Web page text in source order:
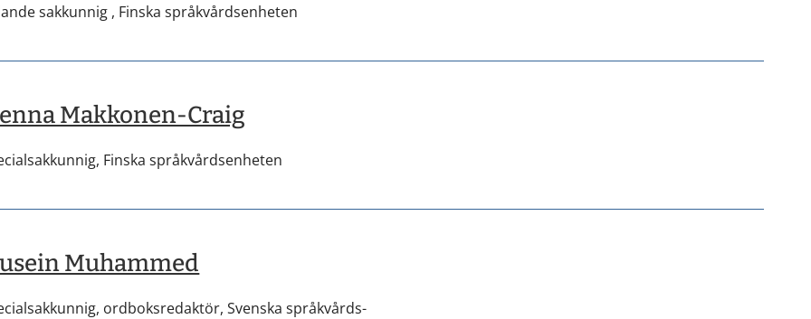
sakkunnig , Finska språkvårdsenheten
Makkonen-Craig
Finska språkvårdsenheten
Muhammed
ordboksredaktör,Svenska språkvårds-